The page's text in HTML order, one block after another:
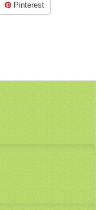
Pinterest